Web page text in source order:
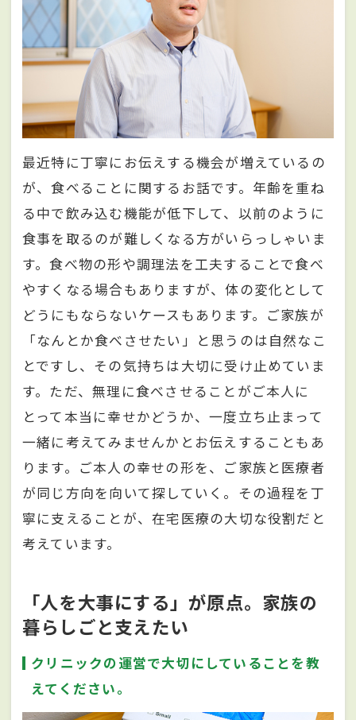
最近特に丁寧にお伝えする機会が増えているの
が、食べることに関するお話です。年齢を重ね
る中で飲み込む機能が低下して、以前のように
食事を取るのが難しくなる方がいらっしゃいま
す。食べ物の形や調理法を工夫することで食べ
やすくなる場合もありますが、体の変化として
どうにもならないケースもあります。ご家族が
「なんとか食べさせたい」と思うのは自然なこ
とですし、その気持ちは大切に受け止めていま
す。ただ、無理に食べさせることがご本人に
とって本当に幸せかどうか、一度立ち止まって
一緒に考えてみませんかとお伝えすることもあ
ります。ご本人の幸せの形を、ご家族と医療者
が同じ方向を向いて探していく。その過程を丁
寧に支えることが、在宅医療の大切な役割だと
考えています。
「人を大事にする」が原点。家族の
暮らしごと支えたい
クリニックの運営で大切にしていることを教
えてください。